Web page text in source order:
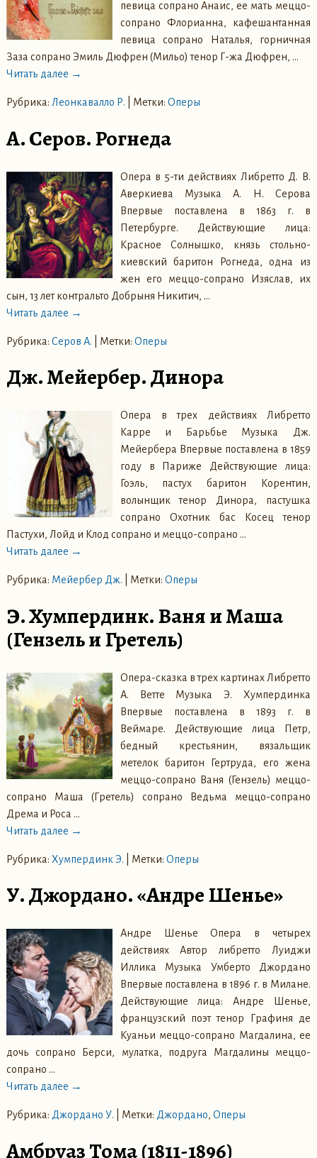
певица сопрано Анаис, ее мать меццо-
сопрано Флорианна, кафешантанная
певица сопрано Наталья, горничная
Заза сопрано Эмиль Дюфрен (Мильо) тенор Г-жа Дюфрен, …
Читать далее →
Рубрика: Леонкавалло Р. Метки: Оперы
А. Серов. Рогнеда
Опера в 5-ти действиях Либретто Д. В.
Аверкиева Музыка А. Н. Серова
Впервые поставлена в 1863 г. в
Петербурге. Действующие лица:
Красное Солнышко, князь стольно-
киевский баритон Рогнеда, одна из
жен его меццо-сопрано Изяслав, их
сын, 13 лет контральто Добрыня Никитич, …
Читать далее →
Рубрика: Серов А. Метки: Оперы
Дж. Мейербер. Динора
Опера в трех действиях Либретто
Карре и Барьбье Музыка Дж.
Мейербера Впервые поставлена в 1859
году в Париже Действующие лица:
Гоэль, пастух баритон Корентин,
волынщик тенор Динора, пастушка
сопрано Охотник бас Косец тенор
Пастухи, Лойд и Клод сопрано и меццо-сопрано …
Читать далее →
Рубрика: Мейербер Дж. Метки: Оперы
Э. Хумпердинк. Ваня и Маша
(Гензель и Гретель)
Опера-сказка в трех картинах Либретто
А. Ветте Музыка Э. Хумпердинка
Впервые поставлена в 1893 г. в
Веймаре. Действующие лица Петр,
бедный крестьянин, вязальщик
метелок баритон Гертруда, его жена
меццо-сопрано Ваня (Гензель) меццо-
сопрано Маша (Гретель) сопрано Ведьма меццо-сопрано
Дрема и Роса …
Читать далее →
Рубрика: Хумпердинк Э. Метки: Оперы
У. Джордано. «Андре Шенье»
Андре Шенье Опера в четырех
действиях Автор либретто Луиджи
Иллика Музыка Умберто Джордано
Впервые поставлена в 1896 г. в Милане.
Действующие лица: Андре Шенье,
французский поэт тенор Графиня де
Куаньи меццо-сопрано Магдалина, ее
дочь сопрано Берси, мулатка, подруга Магдалины меццо-
сопрано …
Читать далее →
Рубрика: Джордано У. Метки: Джордано, Оперы
Амбруаз Тома (1811-1896)